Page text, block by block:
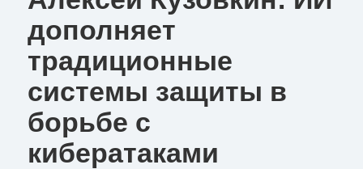
дополняет
традиционные
системы защиты в
борьбе с
кибератаками